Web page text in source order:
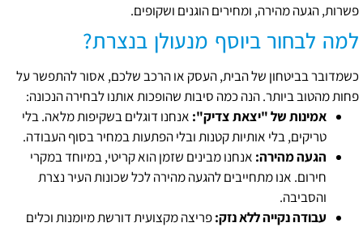
פשרות, הגעה מהירה, ומחירים הוגנים ושקופים.
למה לבחור ביוסף מנעולן בנצרת?
כשמדובר בביטחון של הבית, העסק או הרכב שלכם, אסור להתפשר על
פחות מהטוב ביותר. הנה כמה סיבות שהופכות אותנו לבחירה הנכונה:
אמינות של "יצאת צדיק": אנחנו דוגלים בשקיפות מלאה. בלי
טריקים, בלי אותיות קטנות ובלי הפתעות במחיר בסוף העבודה.
הגעה מהירה: אנחנו מבינים שזמן הוא קריטי, במיוחד במקרי
חירום. אנו מתחייבים להגעה מהירה לכל שכונות העיר נצרת
והסביבה.
עבודה נקייה ללא נזק:פריצה מקצועית דורשת מיומנות וכלים